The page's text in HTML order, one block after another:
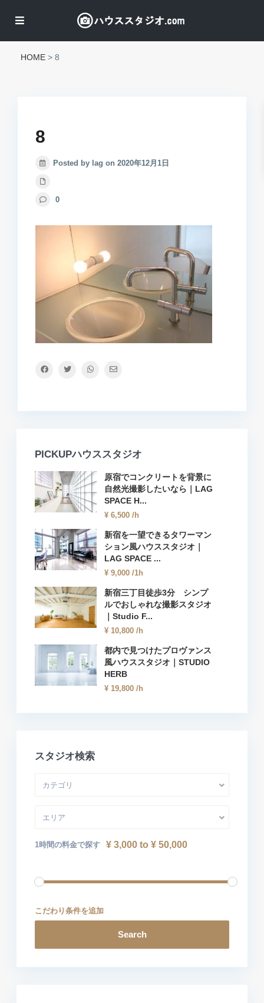
HOME > 8
8
Posted by lag on 2020年12月1日
0
PICKUPハウススタジオ
原宿でコンクリートを背景に
自然光撮影したいなら｜LAG
SPACE H...
¥ 6,500 /h
新宿を一望できるタワーマン
ション風ハウススタジオ｜
LAG SPACE ...
¥ 9,000 /1h
新宿三丁目徒歩3分 シンプ
ルでおしゃれな撮影スタジオ
｜Studio F...
¥ 10,800 /h
都内で見つけたプロヴァンス
風ハウススタジオ｜STUDIO
HERB
¥ 19,800 /h
スタジオ検索
カテゴリ
エリア
1時間の料金で探す ¥ 3,000 to ¥ 50,000
こだわり条件を追加
Search